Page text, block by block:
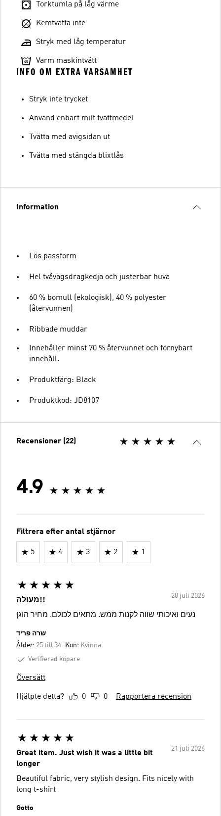
Torktumla på låg värme
Kemtvätta inte
Stryk med låg temperatur
Varm maskintvätt
INFO OM EXTRA VARSAMHET
Stryk inte trycket
Använd enbart milt tvättmedel
Tvätta med avigsidan ut
Tvätta med stängda blixtlås
Information
Lös passform
Hel tvåvägsdragkedja och justerbar huva
60 % bomull (ekologisk), 40 % polyester
(återvunnen)
Ribbade muddar
Innehåller minst 70 % återvunnet och förnybart
innehåll.
Produktfärg: Black
Produktkod: JD8107
Recensioner (22)
4.9
Filtrera efter antal stjärnor
5 4 3 2 1
28 juli 2026
מעולה!!
נעים ואיכותי שווה לקנות ממש. מתאים לכולם. מחיר הוגן
שרה פריד
Ålder: 25 till 34 Kön: Kvinna
Verifierad köpare
Översätt
Hjälpte detta? 0 0 Rapportera recension
21 juli 2026
Great item. Just wish it was a little bit
longer
Beautiful fabric, very stylish design. Fits nicely with
long t-shirt
Gotto